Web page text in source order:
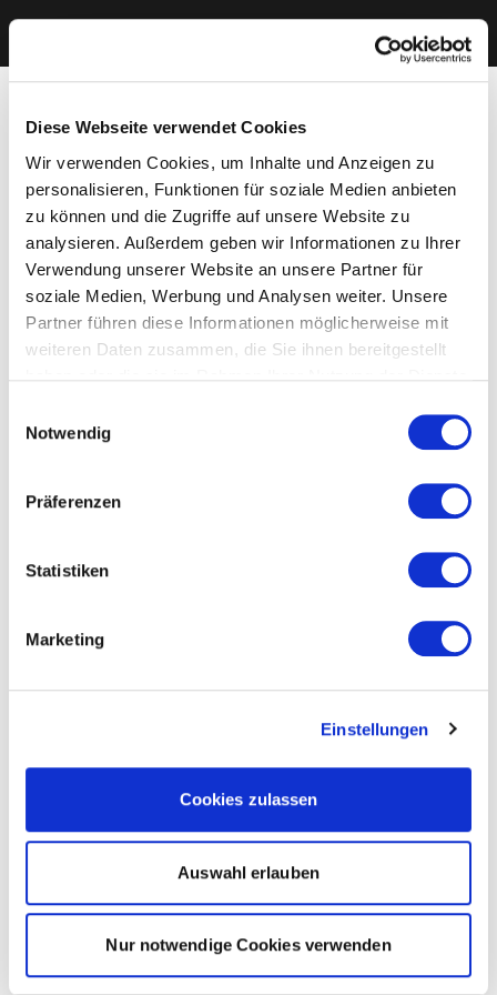
Diese Webseite verwendet Cookies
Wir verwenden Cookies, um Inhalte und Anzeigen zu
personalisieren, Funktionen für soziale Medien anbieten
zu können und die Zugriffe auf unsere Website zu
analysieren. Außerdem geben wir Informationen zu Ihrer
Verwendung unserer Website an unsere Partner für
soziale Medien, Werbung und Analysen weiter. Unsere
Partner führen diese Informationen möglicherweise mit
weiteren Daten zusammen, die Sie ihnen bereitgestellt
Cookies, wenn Sie unsere Webseite weiterhin nutzen.
Notwendig
Präferenzen
Statistiken
Marketing
Einstellungen
Cookies zulassen
Auswahl erlauben
Nur notwendige Cookies verwenden